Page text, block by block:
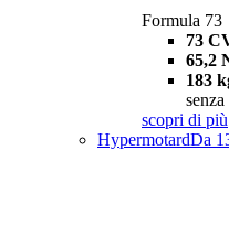
Formula 73
73
65,2
183
scopri di più
HypermotardDa